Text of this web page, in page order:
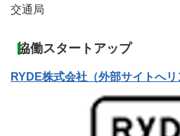
交通局
協働スタートアップ
RYDE株式会社（外部サイトへリ